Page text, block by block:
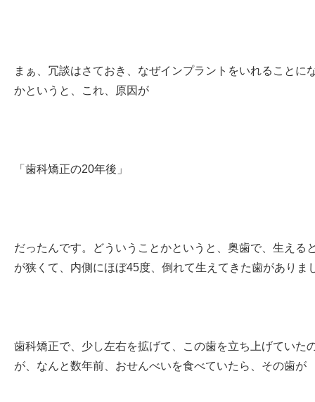
まぁ、冗談はさておき、なぜインプラントをいれることに
かというと、これ、原因が
「歯科矯正の20年後」
だったんです。どういうことかというと、奥歯で、生える
が狭くて、内側にほぼ45度、倒れて生えてきた歯がありま
歯科矯正で、少し左右を拡げて、この歯を立ち上げていた
が、なんと数年前、おせんべいを食べていたら、その歯が